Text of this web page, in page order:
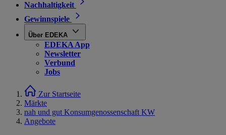
Nachhaltigkeit
Gewinnspiele
Über EDEKA
EDEKA App
Newsletter
Verbund
Jobs
Zur Startseite
Märkte
nah und gut Konsumgenossenschaft KW
Angebote